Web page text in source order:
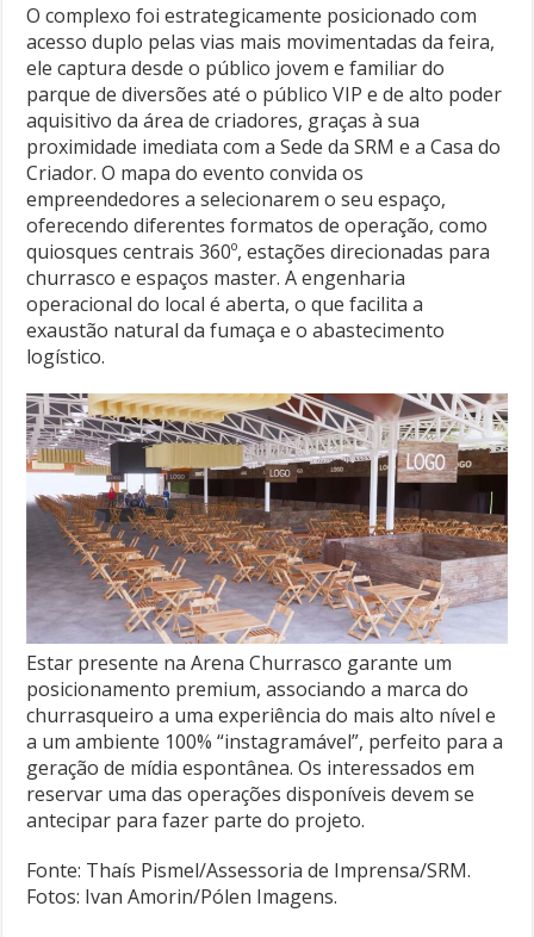
O complexo foi estrategicamente posicionado com
acesso duplo pelas vias mais movimentadas da feira,
ele captura desde o público jovem e familiar do
parque de diversões até o público VIP e de alto poder
aquisitivo da área de criadores, graças à sua
proximidade imediata com a Sede da SRM e a Casa do
Criador. O mapa do evento convida os
empreendedores a selecionarem o seu espaço,
oferecendo diferentes formatos de operação, como
quiosques centrais 360º, estações direcionadas para
churrasco e espaços master. A engenharia
operacional do local é aberta, o que facilita a
exaustão natural da fumaça e o abastecimento
logístico.
Estar presente na Arena Churrasco garante um
posicionamento premium, associando a marca do
churrasqueiro a uma experiência do mais alto nível e
a um ambiente 100% “instagramável”, perfeito para a
geração de mídia espontânea. Os interessados em
reservar uma das operações disponíveis devem se
antecipar para fazer parte do projeto.
Fonte: Thaís Pismel/Assessoria de Imprensa/SRM.
Fotos: Ivan Amorin/Pólen Imagens.